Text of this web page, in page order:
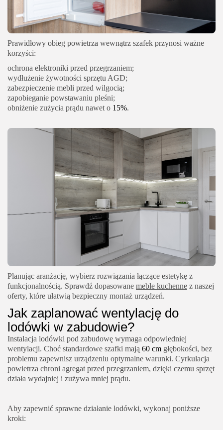
Prawidłowy obieg powietrza wewnątrz szafek przynosi ważne
korzyści:
ochrona elektroniki przed przegrzaniem;
wydłużenie żywotności sprzętu AGD;
zabezpieczenie mebli przed wilgocią;
zapobieganie powstawaniu pleśni;
obniżenie zużycia prądu nawet o 15%.
Planując aranżację, wybierz rozwiązania łączące estetykę z
funkcjonalnością. Sprawdź dopasowane meble kuchenne z naszej
oferty, które ułatwią bezpieczny montaż urządzeń.
Jak zaplanować wentylację do
lodówki w zabudowie?
Instalacja lodówki pod zabudowę wymaga odpowiedniej
wentylacji. Choć standardowe szafki mają 60 cm głębokości, bez
problemu zapewnisz urządzeniu optymalne warunki. Cyrkulacja
powietrza chroni agregat przed przegrzaniem, dzięki czemu sprzęt
działa wydajniej i zużywa mniej prądu.
Aby zapewnić sprawne działanie lodówki, wykonaj poniższe
kroki: